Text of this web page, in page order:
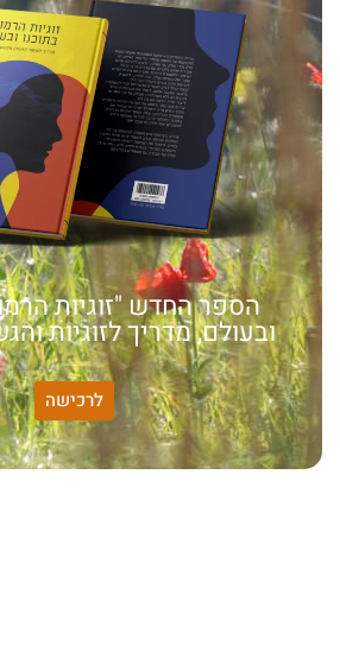
הספר החדש "זוגיות
ובעולם, מדריך לזוגיות
לרכישה